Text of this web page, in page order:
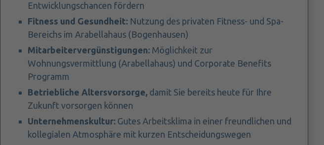
Entwicklungschancen fördern
Fitness und Gesundheit: Nutzung des privaten Fitness- und Spa-
Bereichs im Arabellahaus (Bogenhausen)
Mitarbeitervergünstigungen: Möglichkeit zur
Wohnungsvermittlung (Arabellahaus) und Corporate Benefits
Programm
Betriebliche Altersvorsorge, damit Sie bereits heute für Ihre
Zukunft vorsorgen können
Unternehmenskultur: Gutes Arbeitsklima in einer freundlichen und
kollegialen Atmosphäre mit kurzen Entscheidungswegen